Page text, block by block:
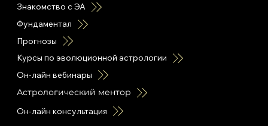
Знакомство с ЭА
Фундаментал
Прогнозы
Курсы по эволюционной астрологии
Он-лайн вебинары
Астрологический ментор
Он-лайн консультация